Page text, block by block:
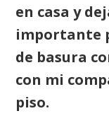
en casa y
importante
de basura
con mi
piso.